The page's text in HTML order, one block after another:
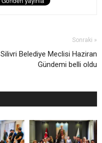
Sonraki »
Silivri Belediye Meclisi Haziran
Gündemi belli oldu